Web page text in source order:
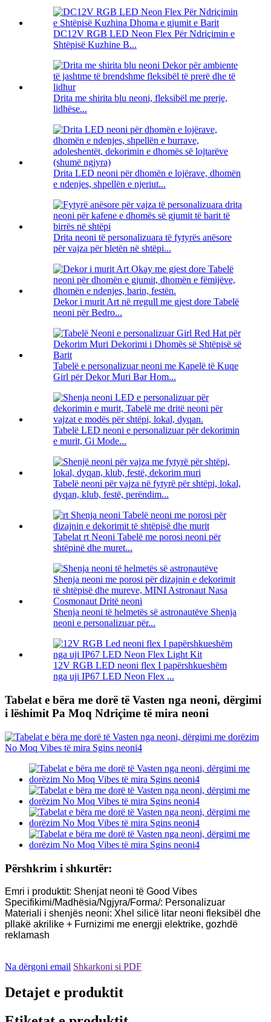
DC12V RGB LED Neon Flex Për Ndriçimin e
Shtëpisë Kuzhine B...
Drita me shirita blu neoni, fleksibël me prerje,
lidhëse...
Drita LED neoni për dhomën e lojërave, dhomën
e ndenjes, shpellën e njeriut...
Drita neoni të personalizuara të fytyrës anësore
për vajza për bletën në shtëpi...
Dekor i murit Art në rregull me gjest dore Tabelë
neoni për Bedro...
Tabelë e personalizuar neoni me Kapelë të Kuqe
Girl për Dekor Muri Bar Hom...
Tabelë LED neoni e personalizuar për dekorimin
e murit, Gi Mode...
Tabelë neoni për vajza në fytyrë për shtëpi, lokal,
dyqan, klub, festë, perëndim...
Tabelat rt Neoni Tabelë me porosi neoni për
shtëpinë dhe muret...
Shenja neoni të helmetës së astronautëve Shenja
neoni e personalizuar për...
12V RGB LED neoni flex I papërshkueshëm
nga uji IP67 LED Neon Flex ...
Tabelat e bëra me dorë të Vasten nga neoni, dërgimi
i lëshimit Pa Moq Ndriçime të mira neoni
Përshkrim i shkurtër:
Emri i produktit: Shenjat neoni të Good Vibes
Specifikimi/Madhësia/Ngjyra/Forma/: Personalizuar
Materiali i shenjës neoni: Xhel silicë litar neoni fleksibël dhe
pllakë akrilike + Furnizimi me energji elektrike, gozhdë
reklamash
Na dërgoni email Shkarkoni si PDF
Detajet e produktit